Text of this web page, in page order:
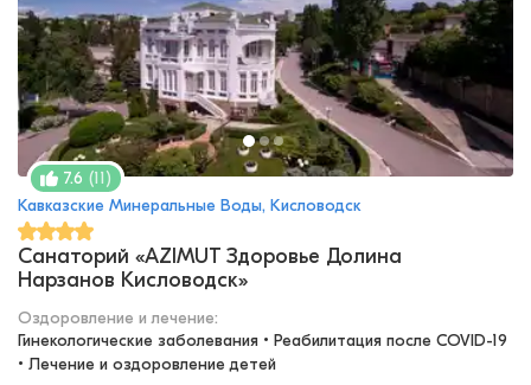
7.6 (11)
Кавказские Минеральные Воды, Кисловодск
Санаторий «AZIMUT Здоровье Долина
Нарзанов Кисловодск»
Оздоровление и лечение:
Гинекологические заболевания • Реабилитация после COVID-19
• Лечение и оздоровление детей